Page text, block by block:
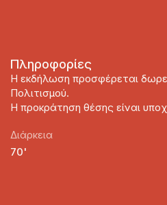
Πληροφορίες
Η εκδήλωση προσφέρεται
Πολιτισμού.
Η προκράτηση θέσης είναι
Διάρκεια
70'